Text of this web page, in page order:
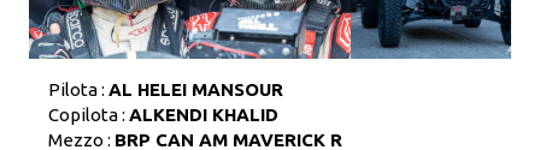
Pilota : AL HELEI MANSOUR
Copilota : ALKENDI KHALID
Mezzo : BRP CAN AM MAVERICK R